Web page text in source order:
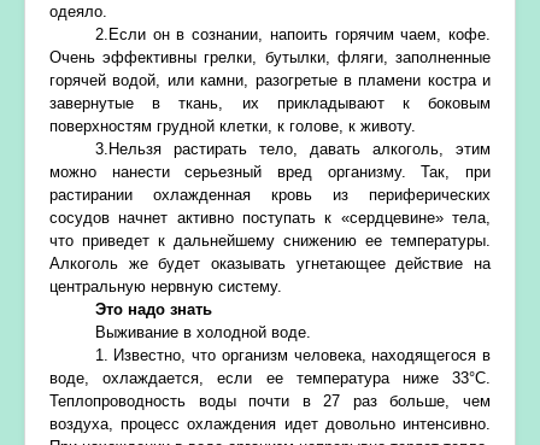
одеяло.
2.Если он в сознании, напоить горячим чаем, кофе.
Очень эффективны грелки, бутылки, фляги, заполненные
горячей водой, или камни, разогретые в пламени костра и
завернутые в ткань, их прикладывают к боковым
поверхностям грудной клетки, к голове, к животу.
3.Нельзя растирать тело, давать алкоголь, этим
можно нанести серьезный вред организму. Так, при
растирании охлажденная кровь из периферических
сосудов начнет активно поступать к «сердцевине» тела,
что приведет к дальнейшему снижению ее температуры.
Алкоголь же будет оказывать угнетающее действие на
центральную нервную систему.
Это надо знать
Выживание в холодной воде.
1. Известно, что организм человека, находящегося в
воде, охлаждается, если ее температура ниже 33°С.
Теплопроводность воды почти в 27 раз больше, чем
воздуха, процесс охлаждения идет довольно интенсивно.